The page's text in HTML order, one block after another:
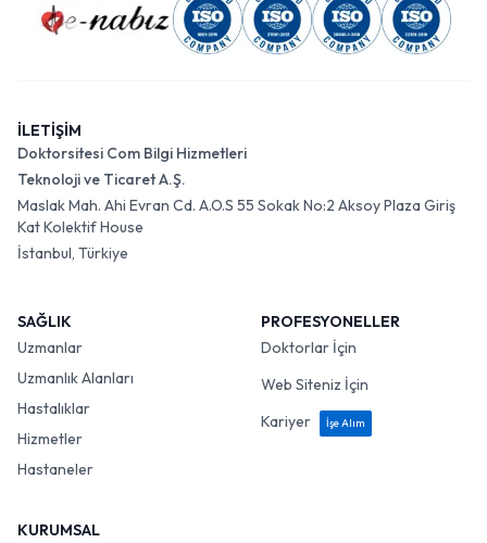
İLETİŞİM
Doktorsitesi Com Bilgi Hizmetleri
Teknoloji ve Ticaret A.Ş.
Maslak Mah. Ahi Evran Cd. A.O.S 55 Sokak No:2 Aksoy Plaza Giriş
Kat Kolektif House
İstanbul, Türkiye
SAĞLIK
Uzmanlar
Uzmanlık Alanları
Hastalıklar
Hizmetler
Hastaneler
PROFESYONELLER
Doktorlar İçin
Web Siteniz İçin
Kariyer
İşe Alım
KURUMSAL